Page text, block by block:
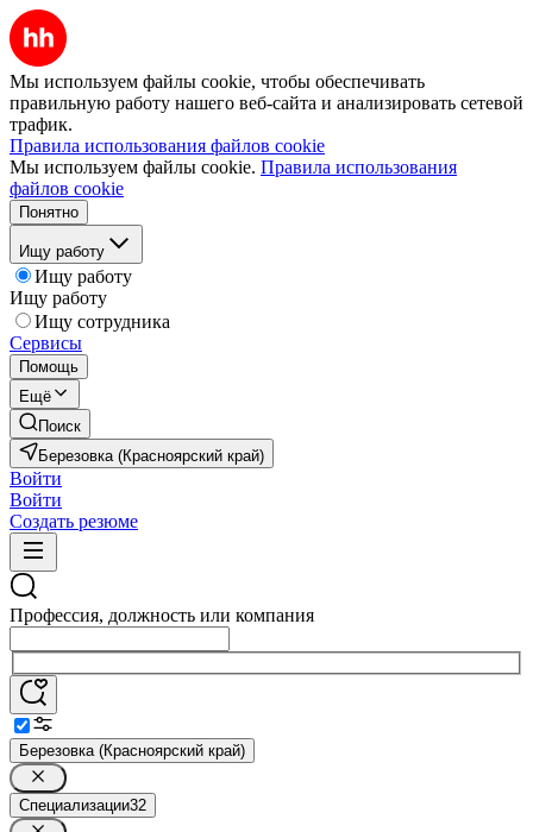
Мы используем файлы cookie, чтобы обеспечивать
правильную работу нашего веб-сайта и анализировать сетевой
трафик.
Правила использования файлов cookie
Мы используем файлы cookie. Правила использования
файлов cookie
Понятно
Ищу работу
Ищу работу
Ищу работу
Ищу сотрудника
Сервисы
Помощь
Ещё
Поиск
Березовка (Красноярский край)
Войти
Войти
Создать резюме
Профессия, должность или компания
Березовка (Красноярский край)
Специализации32